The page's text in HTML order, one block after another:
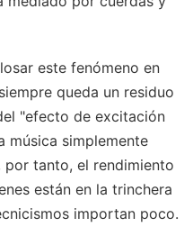
este fenómeno en
queda un residuo
"efecto de excitación
música simplemente
por tanto, el rendimiento
están en la trinchera
importan poco.